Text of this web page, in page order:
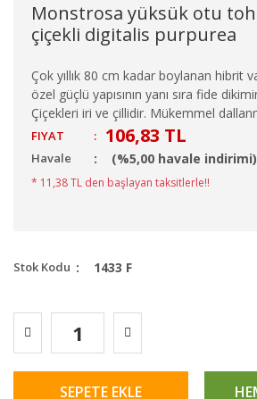
Monstrosa yüksük otu
çiçekli digitalis purpurea
Çok yıllık 80 cm kadar boylanan hibrit
özel güçlü yapısının yanı sıra fide
Çiçekleri iri ve çillidir. Mükemmel
FIYAT : 106,83 TL
Havale (%5,00 havale indirimi)
* 11,38 TL den başlayan taksitlerle!!
Stok Kodu 1433 F
SEPETE EKLE